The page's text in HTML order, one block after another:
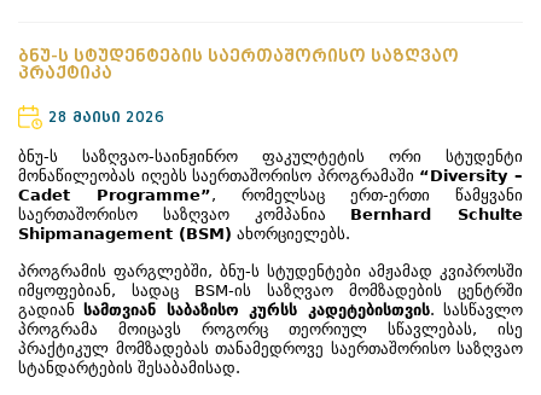
ბნუ-ს სტუდენტების საერთაშორისო საზღვაო
პრაქტიკა
28 მაისი 2026
ბნუ-ს საზღვაო-საინჟინრო ფაკულტეტის ორი სტუდენტი
მონაწილეობას იღებს საერთაშორისო პროგრამაში “Diversity –
Cadet Programme”, რომელსაც ერთ-ერთი წამყვანი
საერთაშორისო საზღვაო კომპანია Bernhard Schulte
Shipmanagement (BSM) ახორციელებს.
პროგრამის ფარგლებში, ბნუ-ს სტუდენტები ამჟამად კვიპროსში
იმყოფებიან, სადაც BSM-ის საზღვაო მომზადების ცენტრში
გადიანსამთვიან საბაზისო კურსს კადეტებისთვის. სასწავლო
პროგრამა მოიცავს როგორც თეორიულ სწავლებას, ისე
პრაქტიკულ მომზადებას თანამედროვე საერთაშორისო საზღვაო
სტანდარტების შესაბამისად.